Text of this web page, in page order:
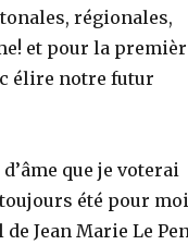
régionales,
et pour la
élire notre futur
que je voterai
été pour
Jean Marie Le